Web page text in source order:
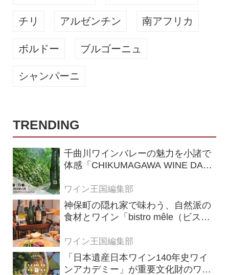
チリ アルゼンチン 南アフリカ
ボルドー ブルゴーニュ
シャンパーニ
TRENDING
千曲川ワインバレーの魅力を小諸で
体感「CHIKUMAGAWA WINE DAYS
ワイン王国編集部
神保町の隠れ家で味わう、自然派の
食材とワイン「bistro mêle（ビスト
ワイン王国編集部
「日本遺産日本ワイン140年史ワイ
ンアカデミー」が重要文化財のワイ